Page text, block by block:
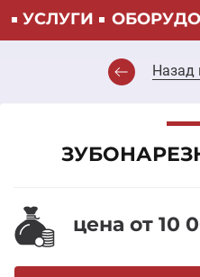
УСЛУГИ
Назад
цена от 10